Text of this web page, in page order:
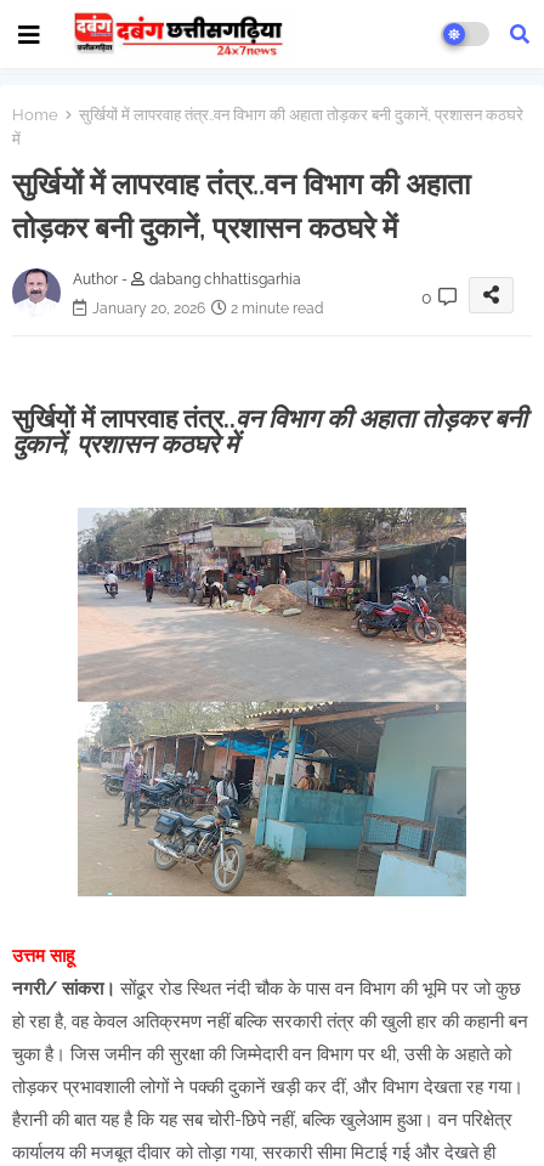
Home
सुर्खियों में लापरवाह तंत्र..वन विभाग की अहाता तोड़कर बनी दुकानें, प्रशासन कठघरे
में
सुर्खियों में लापरवाह तंत्र..वन विभाग की अहाता
तोड़कर बनी दुकानें, प्रशासन कठघरे में
Author -
dabang chhattisgarhia
January 20, 2026
2 minute read
0
सुर्खियों में लापरवाह तंत्र..वन विभाग की अहाता तोड़कर बनी
दुकानें, प्रशासन कठघरे में
उत्तम साहू
नगरी/ सांकरा।सोंढूर रोड स्थित नंदी चौक के पास वन विभाग की भूमि पर जो कुछ
हो रहा है, वह केवल अतिक्रमण नहीं बल्कि सरकारी तंत्र की खुली हार की कहानी बन
चुका है। जिस जमीन की सुरक्षा की जिम्मेदारी वन विभाग पर थी, उसी के अहाते को
तोड़कर प्रभावशाली लोगों ने पक्की दुकानें खड़ी कर दीं, और विभाग देखता रह गया।
हैरानी की बात यह है कि यह सब चोरी-छिपे नहीं, बल्कि खुलेआम हुआ। वन परिक्षेत्र
कार्यालय की मजबूत दीवार को तोड़ा गया, सरकारी सीमा मिटाई गई और देखते ही